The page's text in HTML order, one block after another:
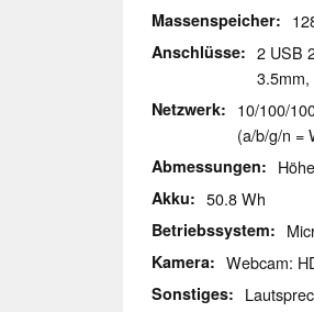
Massenspeicher
Anschlüsse
2 USB
Netzwerk
10/100/
(a/b/g/n =
Abmessungen
Akku 50.8 Wh
Betriebssystem
Kamera Webcam:
Sonstiges